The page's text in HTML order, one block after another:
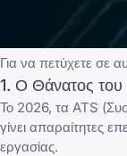
Για να πετύχετε σε
1. Ο Θάνατος του
Το 2026, τα ATS
γίνει απαραίτητες
εργασίας.